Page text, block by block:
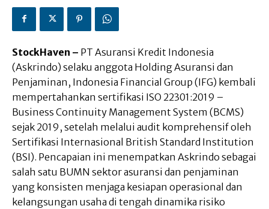
StockHaven – PT Asuransi Kredit Indonesia
(Askrindo) selaku anggota Holding Asuransi dan
Penjaminan, Indonesia Financial Group (IFG) kembali
mempertahankan sertifikasi ISO 22301:2019 –
Business Continuity Management System (BCMS)
sejak 2019, setelah melalui audit komprehensif oleh
Sertifikasi Internasional British Standard Institution
(BSI). Pencapaian ini menempatkan Askrindo sebagai
salah satu BUMN sektor asuransi dan penjaminan
yang konsisten menjaga kesiapan operasional dan
kelangsungan usaha di tengah dinamika risiko